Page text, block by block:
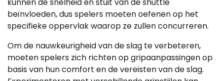
kunnen de snelheid en stuit van de shuttle
beïnvloeden, dus spelers moeten oefenen op het
specifieke oppervlak waarop ze zullen concurreren.
Om de nauwkeurigheid van de slag te verbeteren,
moeten spelers zich richten op gripaanpassingen op
basis van hun comfort en de vereisten van de slag.